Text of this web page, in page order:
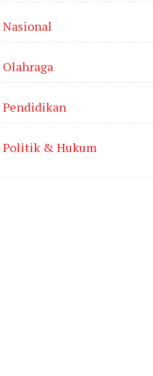
Nasional
Olahraga
Pendidikan
Politik & Hukum